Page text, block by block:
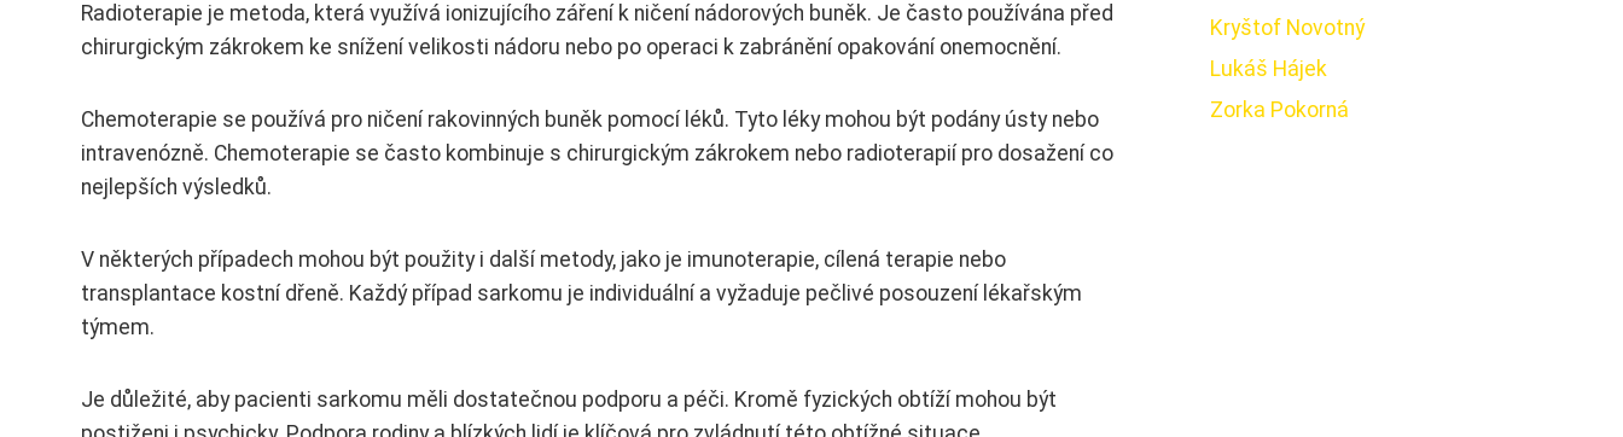
Radioterapie je metoda, která využívá ionizujícího záření k ničení nádorových buněk. Je často používána před
chirurgickým zákrokem ke snížení velikosti nádoru nebo po operaci k zabránění opakování onemocnění.
Chemoterapie se používá pro ničení rakovinných buněk pomocí léků. Tyto léky mohou být podány ústy nebo
intravenózně. Chemoterapie se často kombinuje s chirurgickým zákrokem nebo radioterapií pro dosažení co
nejlepších výsledků.
V některých případech mohou být použity i další metody, jako je imunoterapie, cílená terapie nebo
transplantace kostní dřeně. Každý případ sarkomu je individuální a vyžaduje pečlivé posouzení lékařským
týmem.
Je důležité, aby pacienti sarkomu měli dostatečnou podporu a péči. Kromě fyzických obtíží mohou být
Kryštof Novotný
Lukáš Hájek
Zorka Pokorná